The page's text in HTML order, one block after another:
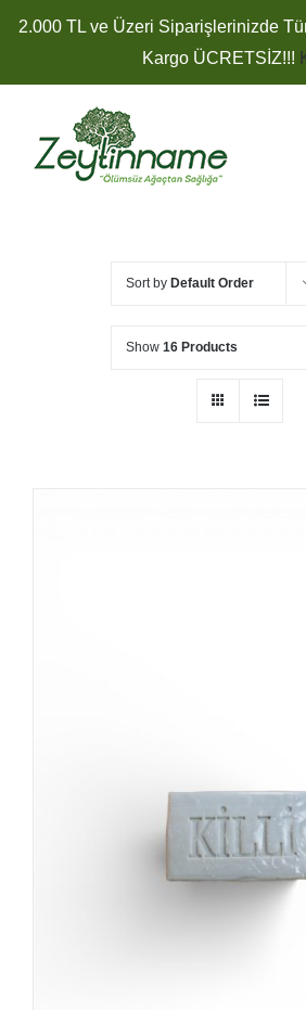
2.000 TL ve Üzeri Siparişlerinizde
Kargo ÜCRETSİZ!!!
Sort by Default Order
Show 16 Products